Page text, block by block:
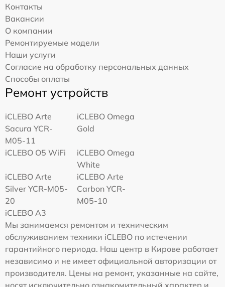
Контакты
Вакансии
О компании
Ремонтируемые модели
Наши услуги
Согласие на обработку персональных данных
Способы оплаты
Ремонт устройств
iCLEBO Arte
Sacura YCR-
M05-11
iCLEBO Omega
Gold
iCLEBO O5 WiFi
iCLEBO Omega
White
iCLEBO Arte
Silver YCR-M05-
20
iCLEBO Arte
Carbon YCR-
M05-10
iCLEBO A3
Мы занимаемся ремонтом и техническим
обслуживанием техники iCLEBO по истечении
гарантийного периода. Наш центр в Кирове работает
независимо и не имеет официальной авторизации от
производителя. Цены на ремонт, указанные на сайте,
носят исключительно ознакомительный характер и